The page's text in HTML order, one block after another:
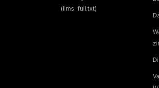
(llms-full.txt)